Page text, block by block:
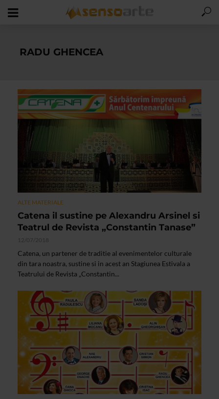
RADU GHENCEA
ALTE MATERIALE
Catena il sustine pe Alexandru Arsinel si
Teatrul de Revista „Constantin Tanase”
12/07/2018
Catena, un partener de traditie al evenimentelor culturale
din tara noastra, sustine si in acest an Stagiunea Estivala a
Teatrului de Revista „Constantin...